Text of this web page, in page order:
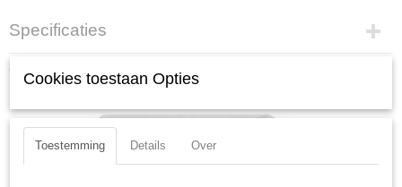
Specificaties
2713-10
Productcode leverancier
Ook interessant
Cookies toestaan Opties
Toestemming Details Over